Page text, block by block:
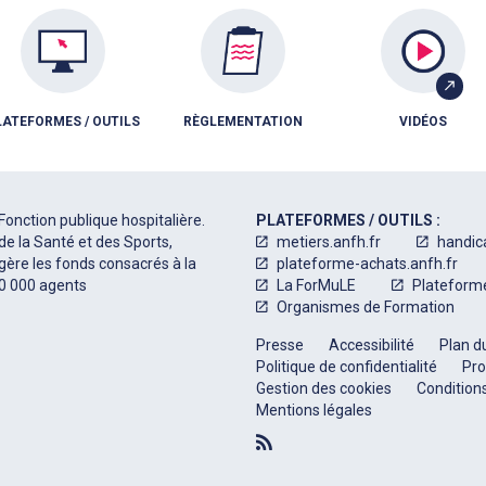
/ OUTILS RÈGLEMENTATION VIDÉOS
publique hospitalière.
la Santé et des Sports,
les fonds consacrés à la
000 agents
PLATEFORMES / OUTILS :
metiers.anfh.fr
plateforme-achats.anfh.fr
La ForMuLE
Organismes de Formation
Presse Accessibilité
Plan
Politique de confidentialité
Gestion des cookies
Mentions légales